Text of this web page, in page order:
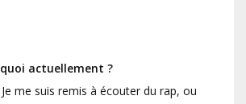
actuellement ?
Je me suis remis à écouter du rap, ou